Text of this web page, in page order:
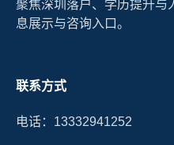
聚焦深圳落户、学历提升与
息展示与咨询入口。
联系方式
电话：13332941252